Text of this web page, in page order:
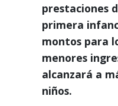
prestaciones
primera
montos para
menores
alcanzará a
niños.